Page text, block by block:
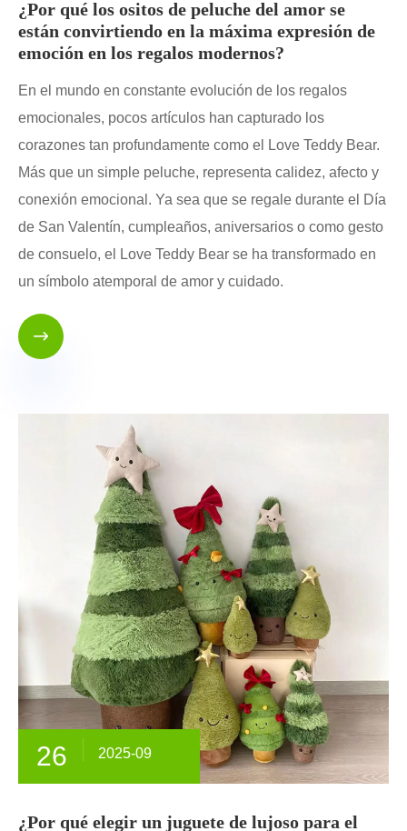
¿Por qué los ositos de peluche del amor se
están convirtiendo en la máxima expresión de
emoción en los regalos modernos?
En el mundo en constante evolución de los regalos
emocionales, pocos artículos han capturado los
corazones tan profundamente como el Love Teddy Bear.
Más que un simple peluche, representa calidez, afecto y
conexión emocional. Ya sea que se regale durante el Día
de San Valentín, cumpleaños, aniversarios o como gesto
de consuelo, el Love Teddy Bear se ha transformado en
un símbolo atemporal de amor y cuidado.

26 2025-09
¿Por qué elegir un juguete de lujoso para el